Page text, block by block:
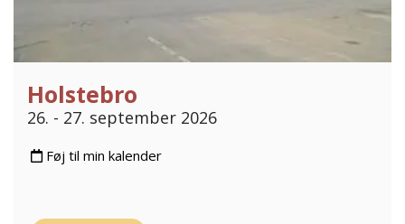
Holstebro
26. - 27. september 2026
Føj til min kalender